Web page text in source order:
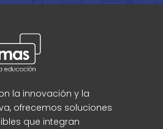
la innovación y la
ofrecemos soluciones
que integran